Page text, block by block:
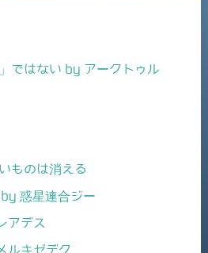
ではない by アークトゥル
ものは消える
惑星連合ジー
アデス
ルキゼデク